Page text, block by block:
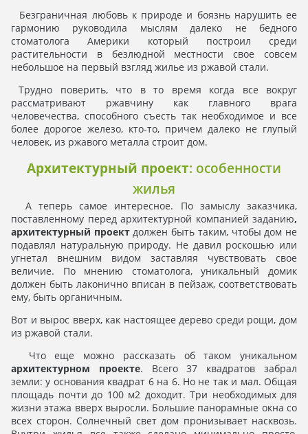
Безграничная любовь к природе и боязнь нарушить ее
гармонию руководила мыслям далеко не бедного
стоматолога Америки который построил среди
растительности в безлюдной местности свое совсем
небольшое на первый взгляд жилье из ржавой стали.
Трудно поверить, что в то время когда все вокруг
рассматривают ржавчину как главного врага
человечества, способного съесть так необходимое и все
более дорогое железо, кто-то, причем далеко не глупый
человек, из ржавого металла строит дом.
Архитектурный проект: особенности
жилья
А теперь самое интересное. По замыслу заказчика,
поставленному перед архитектурной компанией заданию,
архитектурный проектдолжен быть таким, чтобы дом не
подавлял натуральную природу. Не давил роскошью или
угнетал внешним видом заставляя чувствовать свое
величие. По мнению стоматолога, уникальный домик
должен быть лаконично вписан в пейзаж, соответствовать
ему, быть органичным.
Вот и вырос вверх, как настоящее дерево среди рощи, дом
из ржавой стали.
Что еще можно рассказать об таком уникальном
архитектурном проекте. Всего 37 квадратов забрал
земли: у основания квадрат 6 на 6. Но не так и мал. Общая
площадь почти до 100 м2 доходит. Три необходимых для
жизни этажа вверх выросли. Большие панорамные окна со
всех сторон. Солнечный свет дом пронизывает насквозь.